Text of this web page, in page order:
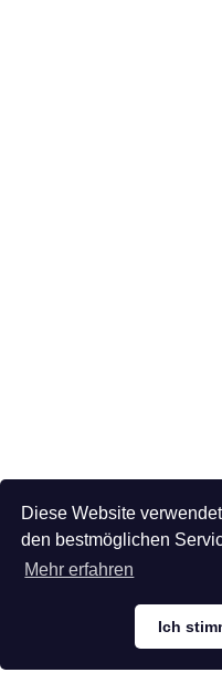
Diese Website
den bestmöglichen
Mehr erfahren
Ich